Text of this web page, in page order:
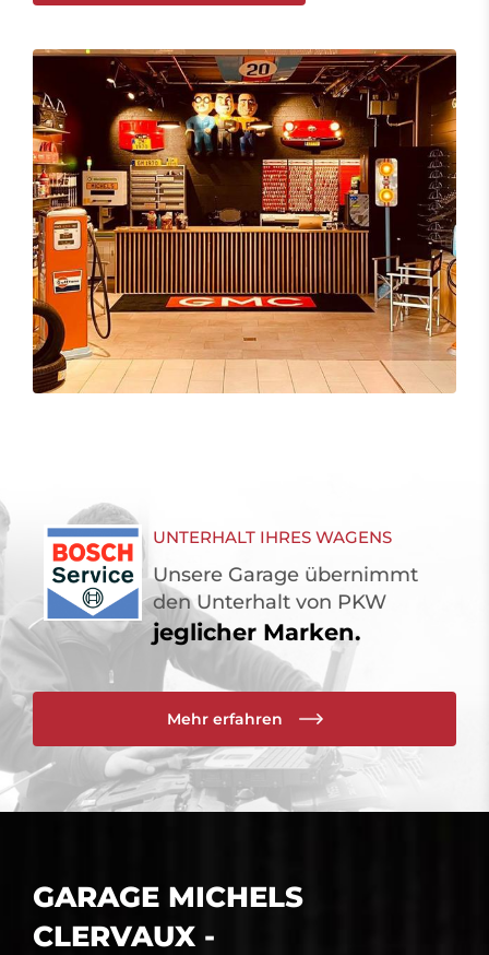
UNTERHALT IHRES WAGENS
Unsere Garage übernimmt
den Unterhalt von PKW
jeglicher Marken.
Mehr erfahren
GARAGE MICHELS
CLERVAUX -